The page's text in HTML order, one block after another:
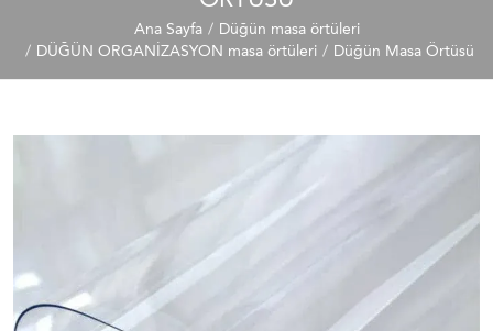
Ana Sayfa
Düğün masa örtüleri
DÜĞÜN ORGANİZASYON masa örtüleri
Düğün Masa Örtüsü